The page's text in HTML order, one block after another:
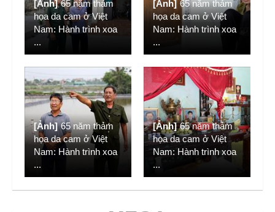
[Ảnh] 65 năm thảm
họa da cam ở Việt
Nam: Hành trình xoa
...
[Ảnh] 65 năm thảm
họa da cam ở Việt
Nam: Hành trình xoa
...
[Ảnh] 65 năm thảm
họa da cam ở Việt
Nam: Hành trình xoa
...
[Ảnh] 65 năm thảm
họa da cam ở Việt
Nam: Hành trình xoa
...